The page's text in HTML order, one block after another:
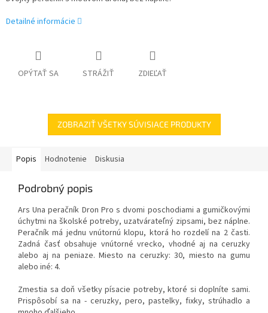
Detailné informácie
OPÝTAŤ SA STRÁŽIŤ ZDIEĽAŤ
ZOBRAZIŤ VŠETKY SÚVISIACE PRODUKTY
Popis Hodnotenie Diskusia
Podrobný popis
Ars Una peračník Dron Pro s dvomi poschodiami a gumičkovými
úchytmi na školské potreby, uzatvárateľný zipsami, bez náplne.
Peračník má jednu vnútornú klopu, ktorá ho rozdelí na 2 časti.
Zadná časť obsahuje vnútorné vrecko, vhodné aj na ceruzky
alebo aj na peniaze. Miesto na ceruzky: 30, miesto na gumu
alebo iné: 4.
Zmestia sa doň všetky písacie potreby, ktoré si doplníte sami.
Prispôsobí sa na - ceruzky, pero, pastelky, fixky, strúhadlo a